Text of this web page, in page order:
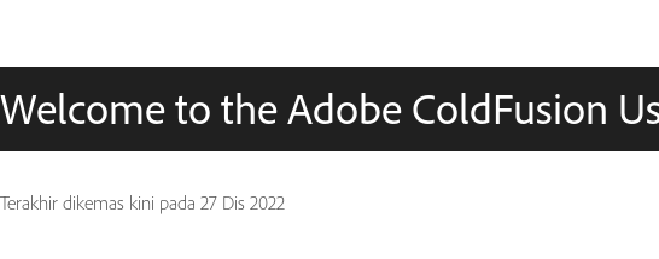
Welcome to the Adobe ColdFusion
Terakhir dikemas kini pada 27 Dis 2022